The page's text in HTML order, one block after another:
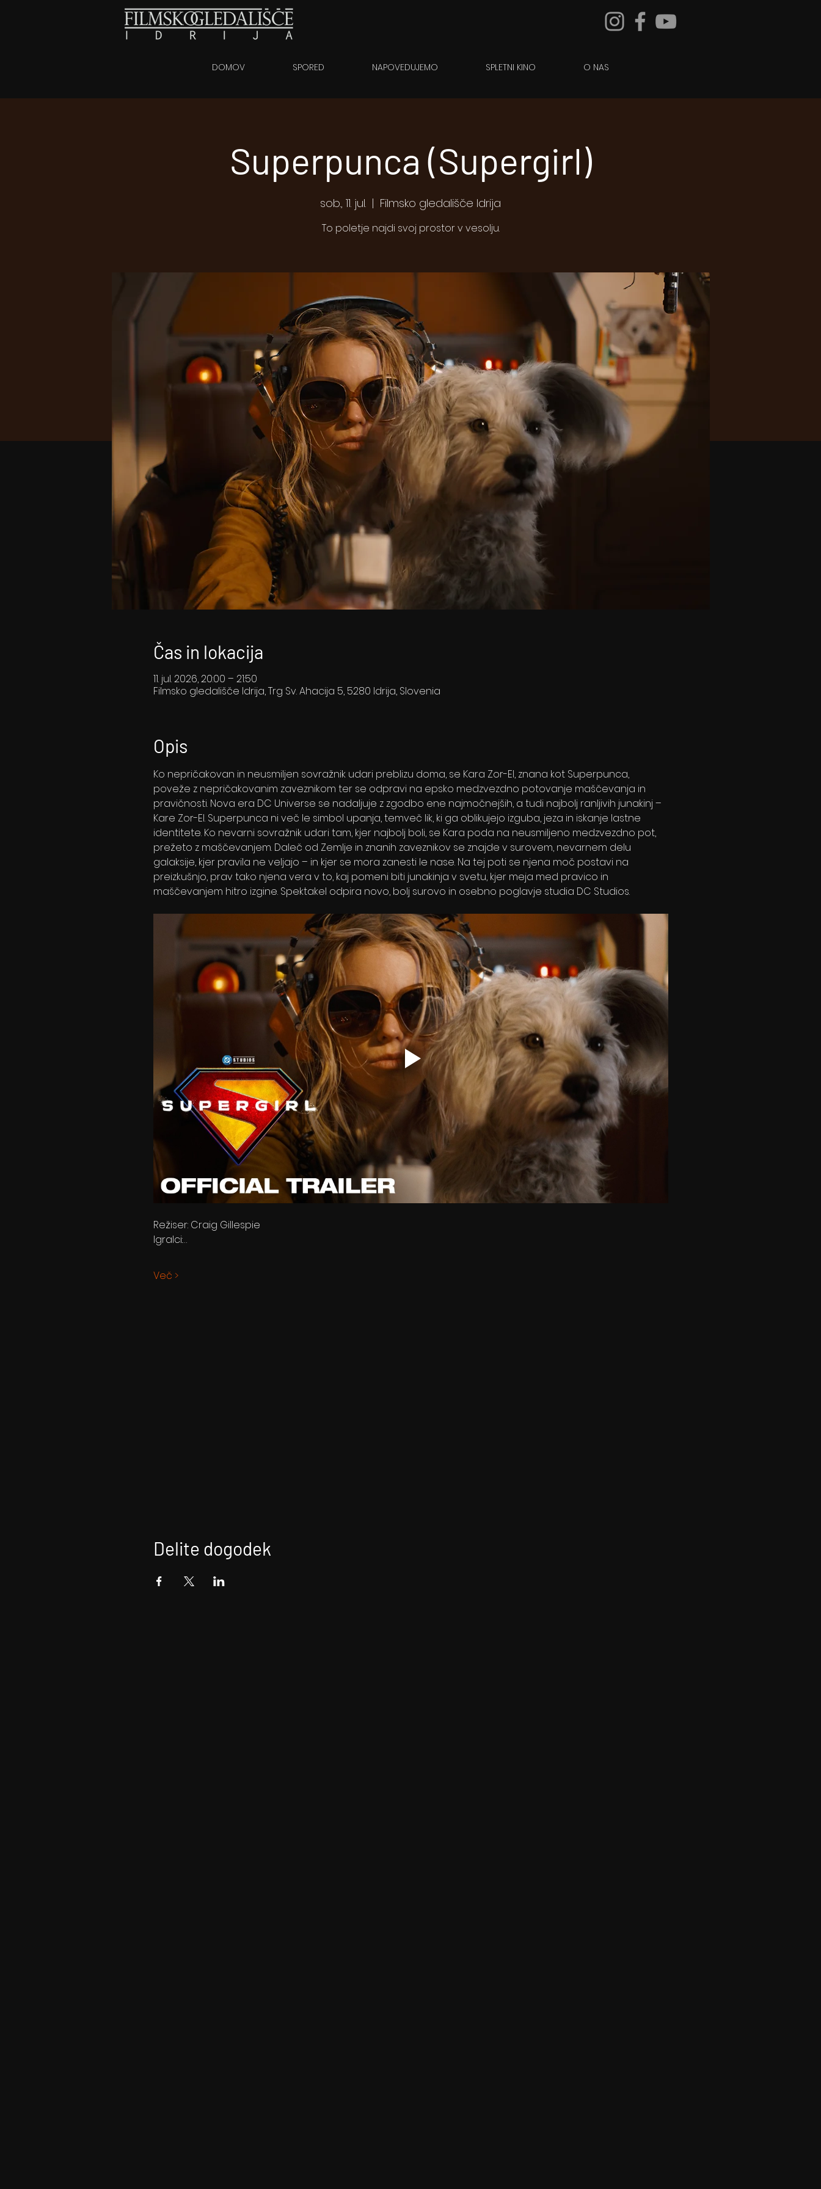
DOMOV SPORED NAPOVEDUJEMO SPLETNI KINO O NAS
Superpunca (Supergirl)
sob., 11. jul.
  |
Filmsko gledališče Idrija
To poletje najdi svoj prostor v vesolju.
Čas in lokacija
11. jul. 2026, 20:00 – 21:50
Filmsko gledališče Idrija, Trg Sv. Ahacija 5, 5280 Idrija, Slovenia
Opis
Ko nepričakovan in neusmiljen sovražnik udari preblizu doma, se Kara Zor-El, znana kot Superpunca,
poveže z nepričakovanim zaveznikom ter se odpravi na epsko medzvezdno potovanje maščevanja in
pravičnosti. Nova era DC Universe se nadaljuje z zgodbo ene najmočnejših, a tudi najbolj ranljivih junakinj –
Kare Zor-El. Superpunca ni več le simbol upanja, temveč lik, ki ga oblikujejo izguba, jeza in iskanje lastne
identitete. Ko nevarni sovražnik udari tam, kjer najbolj boli, se Kara poda na neusmiljeno medzvezdno pot,
prežeto z maščevanjem. Daleč od Zemlje in znanih zaveznikov se znajde v surovem, nevarnem delu
galaksije, kjer pravila ne veljajo – in kjer se mora zanesti le nase. Na tej poti se njena moč postavi na
preizkušnjo, prav tako njena vera v to, kaj pomeni biti junakinja v svetu, kjer meja med pravico in
maščevanjem hitro izgine. Spektakel odpira novo, bolj surovo in osebno poglavje studia DC Studios.
Režiser: Craig Gillespie
Igralci:…
Več >
Delite dogodek